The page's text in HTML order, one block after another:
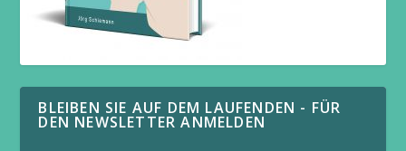
BLEIBEN SIE AUF DEM LAUFENDEN - FÜR
DEN NEWSLETTER ANMELDEN